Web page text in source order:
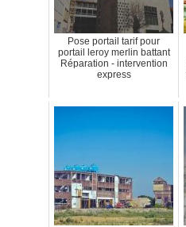
Pose portail tarif pour
portail leroy merlin battant
Réparation - intervention
express